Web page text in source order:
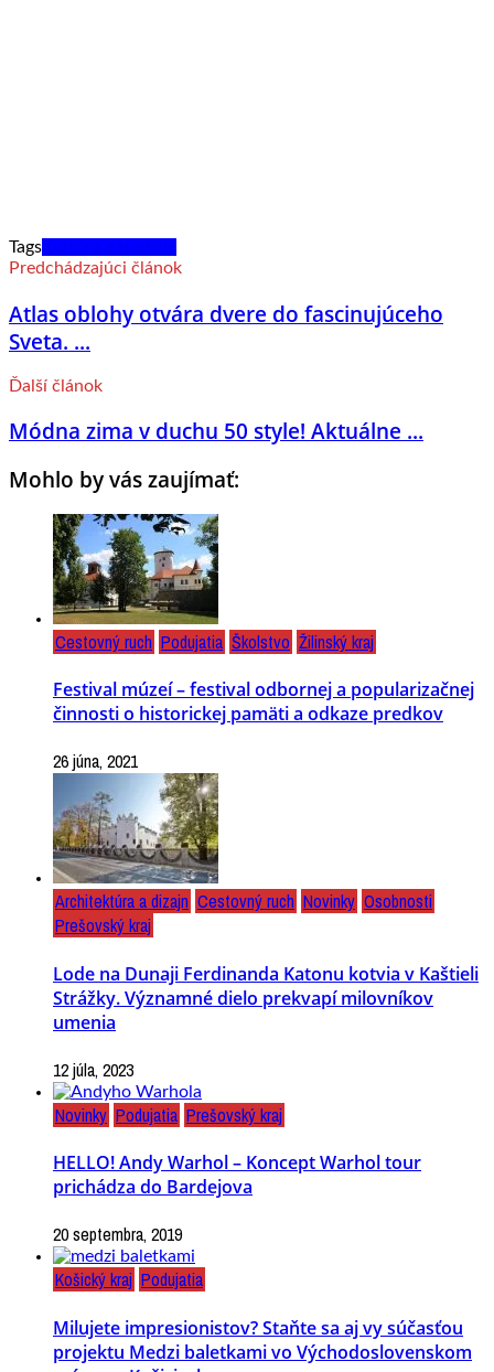
Tags
Predchádzajúci článok
Atlas oblohy otvára dvere do fascinujúceho
Sveta. ...
Ďalší článok
Módna zima v duchu 50 style! Aktuálne ...
Mohlo by vás zaujímať:
Cestovný ruch Podujatia Školstvo Žilinský kraj
Festival múzeí – festival odbornej a popularizačnej
činnosti o historickej pamäti a odkaze predkov
26 júna, 2021
Architektúra a dizajn Cestovný ruch Novinky Osobnosti
Prešovský kraj
Lode na Dunaji Ferdinanda Katonu kotvia v Kaštieli
Strážky. Významné dielo prekvapí milovníkov
umenia
12 júla, 2023
Novinky Podujatia Prešovský kraj
HELLO! Andy Warhol – Koncept Warhol tour
prichádza do Bardejova
20 septembra, 2019
Košický kraj Podujatia
Milujete impresionistov? Staňte sa aj vy súčasťou
projektu Medzi baletkami vo Východoslovenskom